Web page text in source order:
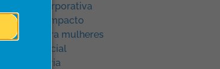
Inovação Corporativa
Inovação e Impacto
Inovação para mulheres
Inovação Social
Sem categoria